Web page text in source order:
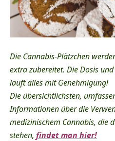
Die Cannabis-Plätzchen
extra zubereitet. Die Dosis
läuft alles mit Genehmigung!
Die übersichtlichsten,
Informationen über die
medizinischem Cannabis, die
stehen, findet man hier!